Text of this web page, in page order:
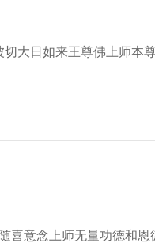
大日如来王尊佛上师本
喜意念上师无量功德和